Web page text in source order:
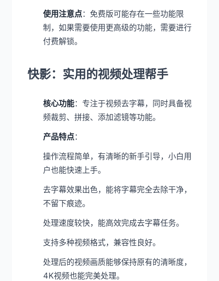
使用注意点：免费版可能存在一些功能限
制，如果需要使用更高级的功能，需要进行
付费解锁。
快影：实用的视频处理帮手
核心功能：专注于视频去字幕，同时具备视
频裁剪、拼接、添加滤镜等功能。
产品特点：
操作流程简单，有清晰的新手引导，小白用
户也能快速上手。
去字幕效果出色，能将字幕完全去除干净，
不留下痕迹。
处理速度较快，能高效完成去字幕任务。
支持多种视频格式，兼容性良好。
处理后的视频画质能够保持原有的清晰度，
4K视频也能完美处理。